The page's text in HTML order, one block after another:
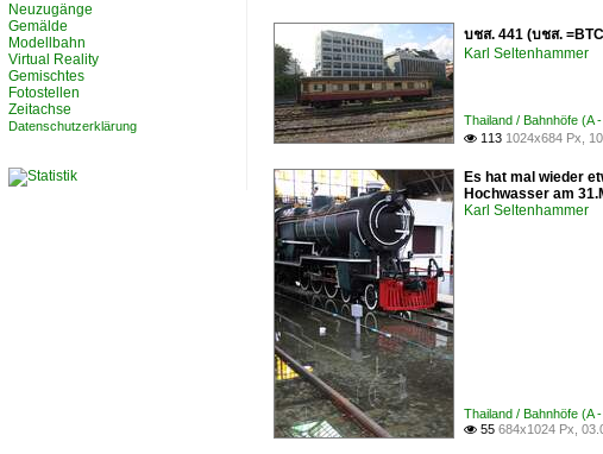
บชส. 441 (บชส.
Karl Seltenhammer
Thailand / Bahnhöfe (A
 113 1024x684 Px,
Es hat mal wieder
Hochwasser am
Karl Seltenhammer
Thailand / Bahnhöfe (A
 55 684x1024 Px,
Neuzugänge
Gemälde
Modellbahn
Virtual Reality
Gemischtes
Fotostellen
Zeitachse
Datenschutzerklärung